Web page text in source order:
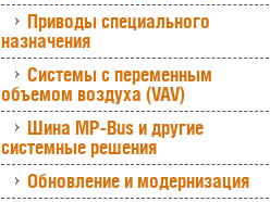
Приводы специального
назначения
Системы с переменным
объемом воздуха (VAV)
Шина MP-Bus и другие
системные решения
Обновление и модернизация